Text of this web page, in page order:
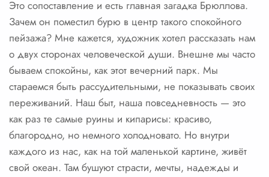
Это сопоставление и есть главная загадка Брюллова.
Зачем он поместил бурю в центр такого спокойного
пейзажа? Мне кажется, художник хотел рассказать нам
о двух сторонах человеческой души. Внешне мы часто
бываем спокойны, как этот вечерний парк. Мы
стараемся быть рассудительными, не показывать своих
переживаний. Наш быт, наша повседневность — это
как раз те самые руины и кипарисы: красиво,
благородно, но немного холодновато. Но внутри
каждого из нас, как на той маленькой картине, живёт
свой океан. Там бушуют страсти, мечты, надежды и